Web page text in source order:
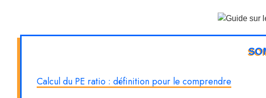
Calcul du PE ratio : définition pour le comprendre